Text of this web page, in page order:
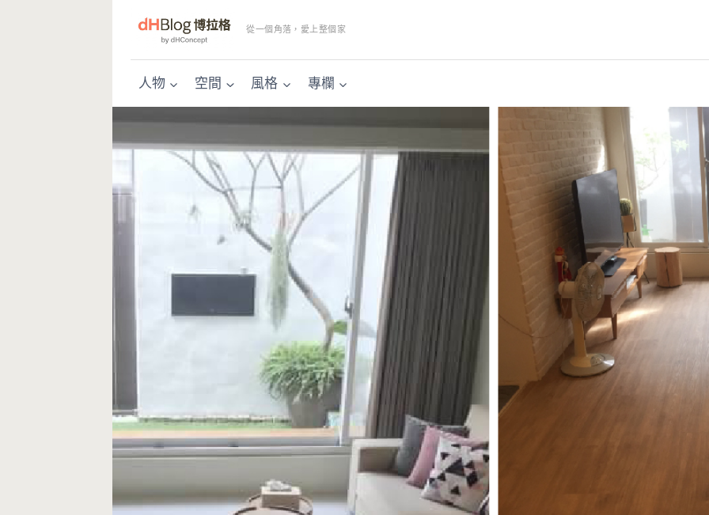
從一個角落，愛上整個家
人物 空間 風格 專欄